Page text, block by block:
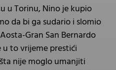
u Torinu, Nino je kupio
da bi ga sudario i slomio
Gran San Bernardo
u to vrijeme prestići
nije moglo umanjiti